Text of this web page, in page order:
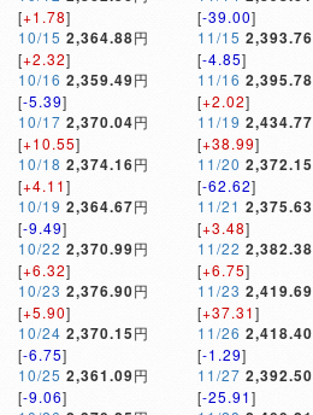
[+1.78]
10/15 2,364.88円
[+2.32]
10/16 2,359.49円
[-5.39]
10/17 2,370.04円
[+10.55]
10/18 2,374.16円
[+4.11]
10/19 2,364.67円
[-9.49]
10/22 2,370.99円
[+6.32]
10/23 2,376.90円
[+5.90]
10/24 2,370.15円
[-6.75]
10/25 2,361.09円
[-9.06]
[-39.00]
11/15 2,393.76
[-4.85]
11/16 2,395.78
[+2.02]
11/19 2,434.77
[+38.99]
11/20 2,372.15
[-62.62]
11/21 2,375.63
[+3.48]
11/22 2,382.38
[+6.75]
11/23 2,419.69
[+37.31]
11/26 2,418.40
[-1.29]
11/27 2,392.50
[-25.91]